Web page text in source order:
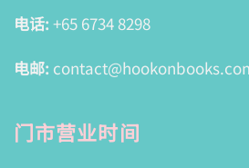
电话: +65 6734 8298
电邮:
门市营业时间